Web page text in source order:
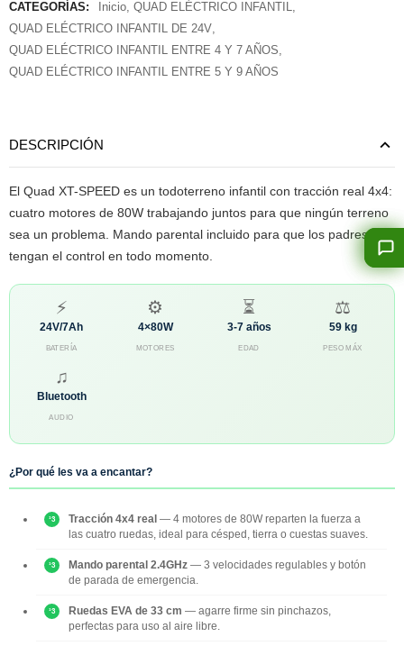
CATEGORÍAS: Inicio QUAD ELÉCTRICO INFANTIL
QUAD ELÉCTRICO INFANTIL DE 24V
QUAD ELÉCTRICO INFANTIL ENTRE 4 Y 7 AÑOS
QUAD ELÉCTRICO INFANTIL ENTRE 5 Y 9 AÑOS
DESCRIPCIÓN
El Quad XT-SPEED es un todoterreno infantil con tracción real 4x4:
cuatro motores de 80W trabajando juntos para que ningún terreno
sea un problema. Mando parental incluido para que los padres
tengan el control en todo momento.
⚡
24V/7Ah
BATERÍA
⚙
4×80W
MOTORES
⏳
3-7 años
EDAD
⚖
59 kg
PESO MÁX
♫
Bluetooth
AUDIO
¿Por qué les va a encantar?
Tracción 4x4 real — 4 motores de 80W reparten la fuerza a
las cuatro ruedas, ideal para césped, tierra o cuestas suaves.
Mando parental 2.4GHz — 3 velocidades regulables y botón
de parada de emergencia.
Ruedas EVA de 33 cm — agarre firme sin pinchazos,
perfectas para uso al aire libre.